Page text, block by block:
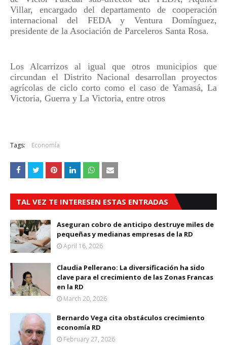
Villar, encargado del departamento de cooperación
internacional del FEDA y Ventura Domínguez,
presidente de la Asociación de Parceleros Santa Rosa.
Los Alcarrizos al igual que otros municipios que
circundan el Distrito Nacional desarrollan proyectos
agrícolas de ciclo corto como el caso de Yamasá, La
Victoria, Guerra y La Victoria, entre otros
Tags: Economía
TAL VEZ TE INTERESEN ESTAS ENTRADAS
Aseguran cobro de anticipo destruye miles de
pequeñas y medianas empresas de la RD
April 16, 2026
Claudia Pellerano: La diversificación ha sido
clave para el crecimiento de las Zonas Francas
en la RD
March 20, 2026
Bernardo Vega cita obstáculos crecimiento
economía RD
February 27, 2026